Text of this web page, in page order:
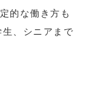
的な働き方も
、シニアまで